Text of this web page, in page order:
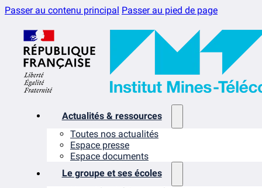
Passer au contenu principal Passer au pied de page
Actualités & ressources
Toutes nos actualités
Espace presse
Espace documents
Le groupe et ses écoles